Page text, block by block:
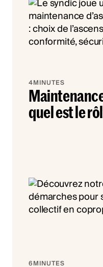
4MINUTES
quel est le
6MINUTES